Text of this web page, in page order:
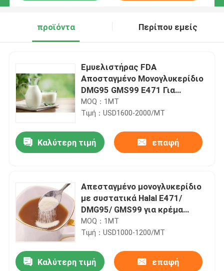
προϊόντα Περίπου εμείς
Εμυελιστήρας FDA
Αποσταγμένο Μονογλυκερίδιο
DMG95 GMS99 E471 Για
πρωτεϊνικά ποτά
MOQ：1MT
Τιμή：USD1600-2000/MT
Καλύτερη τιμή επαφή
Απεσταγμένο μονογλυκερίδιο
με συστατικά Halal E471/
DMG95/ GMS99 για κρέμα
κρέμας χωρίς γαλακτοκομικά
προϊόντα
MOQ：1MT
Τιμή：USD1000-1200/MT
Καλύτερη τιμή επαφή